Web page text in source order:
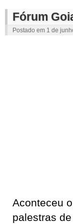
Fórum
Postado em 1 de
Aconteceu
palestras